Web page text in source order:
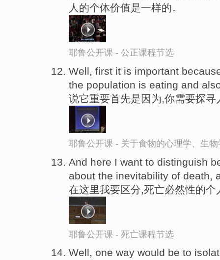
人的个体价值是一样的。
耶鲁公开课 - 公正课程节选
Well, first it is important
the population is eating and
说它重要首先是因为,你需要探
耶鲁公开课 - 关于食物的心理学、生
And here I want to distinguish
about the inevitability of death,
在这里我要区分,死亡必然性的
耶鲁公开课 - 死亡课程节选
Well, one way would be to